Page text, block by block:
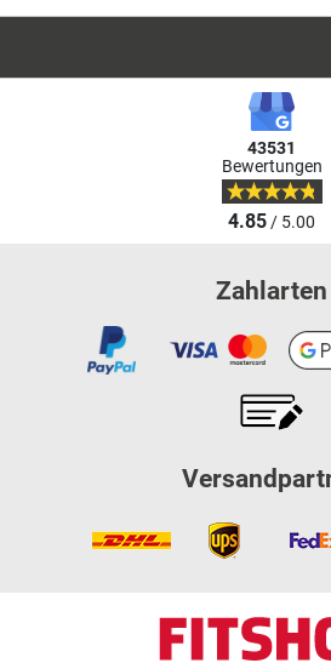
43531
Bewertungen
4.85/ 5.00
Zahlarten